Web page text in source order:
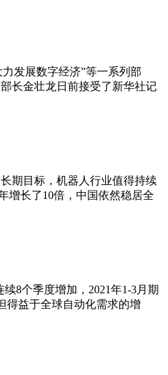
发展数字经济”等一系列部
长金壮龙日前接受了新华社记
期目标，机器人行业值得持续
增长了10倍，中国依然稳居全
8个季度增加，2021年1-3月期
得益于全球自动化需求的增